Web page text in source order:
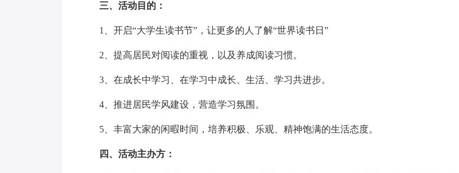
三、活动目的：
1、开启“大学生读书节”，让更多的人了解“世界读书日”
2、提高居民对阅读的重视，以及养成阅读习惯。
3、在成长中学习、在学习中成长、生活、学习共进步。
4、推进居民学风建设，营造学习氛围。
5、丰富大家的闲暇时间，培养积极、乐观、精神饱满的生活态度。
四、活动主办方：